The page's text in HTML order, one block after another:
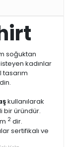
soğuktan
kadınlar
kullanılarak
bir üründür.
2 dir.
sertifikalı ve